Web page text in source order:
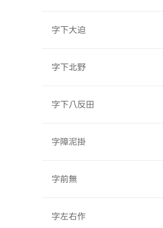
字下大迫
字下北野
字下八反田
字障泥掛
字前無
字左右作